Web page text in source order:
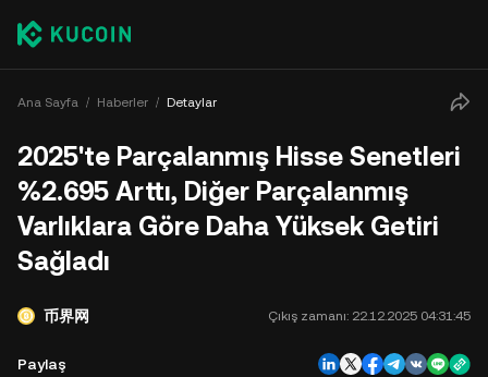
Ana Sayfa Haberler Detaylar
2025'te Parçalanmış Hisse Senetleri
%2.695 Arttı, Diğer Parçalanmış
Varlıklara Göre Daha Yüksek Getiri
Sağladı
币界网 Çıkış zamanı: 22.12.2025 04:31:45
Paylaş